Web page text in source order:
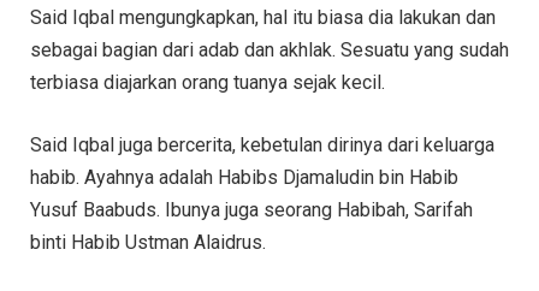
Said Iqbal mengungkapkan, hal itu biasa dia lakukan dan
sebagai bagian dari adab dan akhlak. Sesuatu yang sudah
terbiasa diajarkan orang tuanya sejak kecil.
Said Iqbal juga bercerita, kebetulan dirinya dari keluarga
habib. Ayahnya adalah Habibs Djamaludin bin Habib
Yusuf Baabuds. Ibunya juga seorang Habibah, Sarifah
binti Habib Ustman Alaidrus.